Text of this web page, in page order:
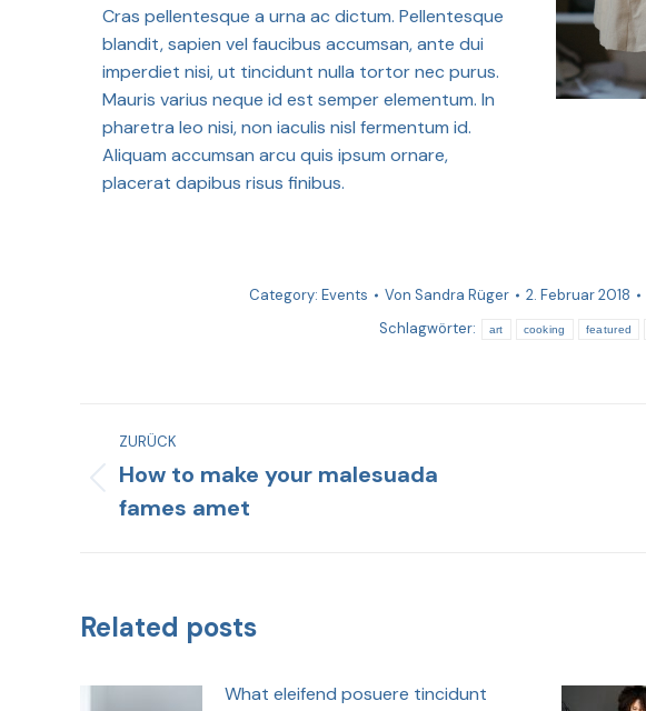
Cras pellentesque a urna ac dictum. Pellentesque
blandit, sapien vel faucibus accumsan, ante dui
imperdiet nisi, ut tincidunt nulla tortor nec purus.
Mauris varius neque id est semper elementum. In
pharetra leo nisi, non iaculis nisl fermentum id.
Aliquam accumsan arcu quis ipsum ornare,
placerat dapibus risus finibus.
Category: Events Von Sandra Rüger 2. Februar 2018
Schlagwörter:
art cooking featured
ZURÜCK
How to make your malesuada
fames amet
Related posts
What eleifend posuere tincidunt